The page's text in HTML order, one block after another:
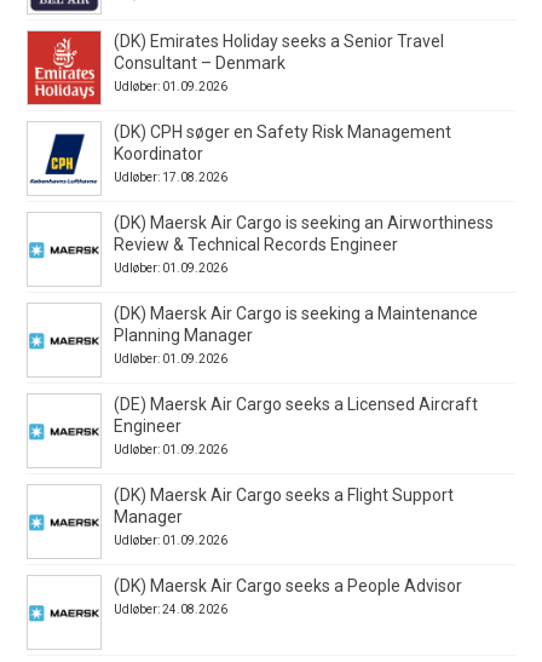
(DK) Emirates Holiday seeks a Senior Travel
Consultant – Denmark
Udløber: 01.09.2026
(DK) CPH søger en Safety Risk Management
Koordinator
Udløber: 17.08.2026
(DK) Maersk Air Cargo is seeking an Airworthiness
Review & Technical Records Engineer
Udløber: 01.09.2026
(DK) Maersk Air Cargo is seeking a Maintenance
Planning Manager
Udløber: 01.09.2026
(DE) Maersk Air Cargo seeks a Licensed Aircraft
Engineer
Udløber: 01.09.2026
(DK) Maersk Air Cargo seeks a Flight Support
Manager
Udløber: 01.09.2026
(DK) Maersk Air Cargo seeks a People Advisor
Udløber: 24.08.2026